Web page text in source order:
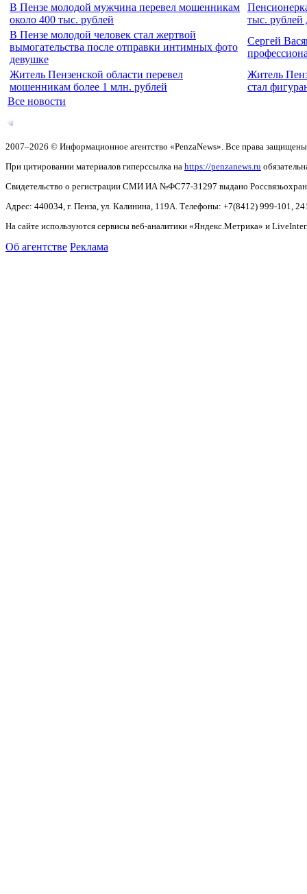
В Пензе молодой мужчина перевел мошенникам
около 400 тыс. рублей
тыс. рублей
В Пензе молодой человек стал жертвой
вымогательства после отправки интимных фото
девушке
Сергей
Житель Пензенской области перевел
мошенникам более 1 млн. рублей
Житель
стал
Все новости
2007–2026 © Информационное агентство «PenzaNews». Все права
При цитировании материалов гиперссылка на https://penzanews.ru
Свидетельство о регистрации СМИ ИА №ФС77-31297 выдано
Адрес: 440034, г. Пенза, ул. Калинина, 119А. Телефоны: +7(8412) 999-101,
На сайте используются сервисы веб-аналитики «Яндекс.Метрика» и
Об агентстве Реклама